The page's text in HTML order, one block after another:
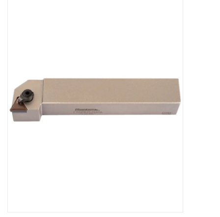
Alles om te Frezen |
Alles om te Draaien |